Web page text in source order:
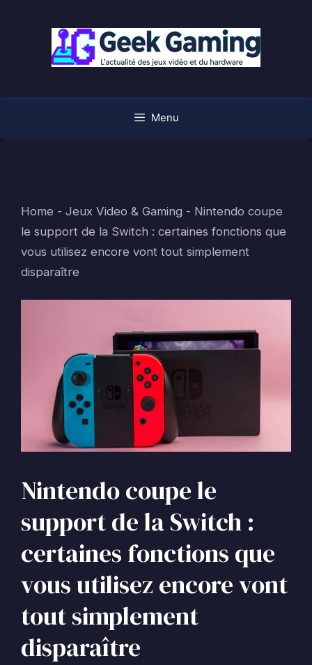
Menu
Home - Jeux Video & Gaming - Nintendo coupe
le support de la Switch : certaines fonctions que
vous utilisez encore vont tout simplement
disparaître
Nintendo coupe le
support de la Switch :
certaines fonctions que
vous utilisez encore vont
tout simplement
disparaître